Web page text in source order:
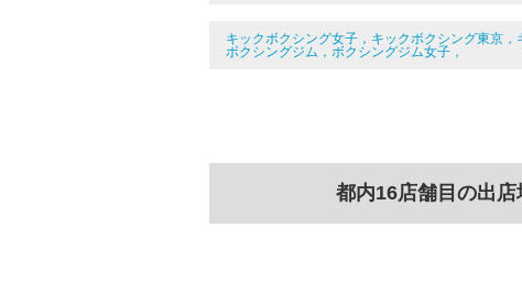
キックボクシング女子，キックボクシング東京
ボクシングジム，ボクシングジム女子，
都内16店舗目の出店